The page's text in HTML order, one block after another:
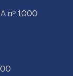
nº 1000